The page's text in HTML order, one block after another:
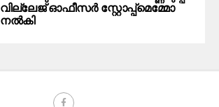
വില്ലേജ് ഓഫീസർ സ്റ്റോപ്പ്മെമ്മോ
നൽകി